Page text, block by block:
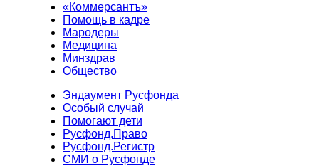
«Коммерсантъ»
Помощь в кадре
Мародеры
Медицина
Минздрав
Общество
Эндаумент Русфонда
Особый случай
Помогают дети
Русфонд.Право
Русфонд.Регистр
СМИ о Русфонде